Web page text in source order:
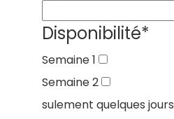
Disponibilité*
Semaine 1
Semaine 2
sulement quelques jours